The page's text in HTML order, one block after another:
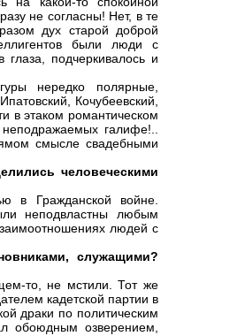
не согласны! Нет, в те
дух старой доброй
были люди с
глаза, подчеркивалось и
нередко полярные,
Кочубеевский,
в этаком романтическом
галифе!..
смысле свадебными
человеческими
в Гражданской войне.
неподвластны любым
людей с
служащими?
то, не мстили. Тот же
кадетской партии в
драки по политическим
обоюдным озверением,